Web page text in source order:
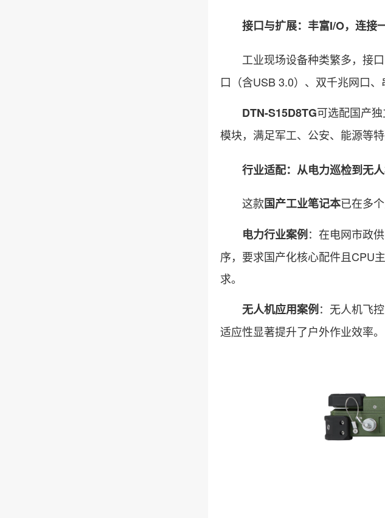
接口与扩展：丰富I/O，连接
工业现场设备种类繁多，接口
口（含USB 3.0）、双千兆网口
DTN-S15D8TG可选配国产
模块，满足军工、公安、能源等
行业适配：从电力巡检到无人
这款国产工业笔记本已在多
电力行业案例：在电网市政
序，要求国产化核心配件且CPU
求。
无人机应用案例：无人机飞
适应性显著提升了户外作业效率。